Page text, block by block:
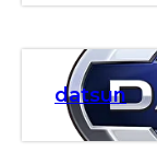
datsun